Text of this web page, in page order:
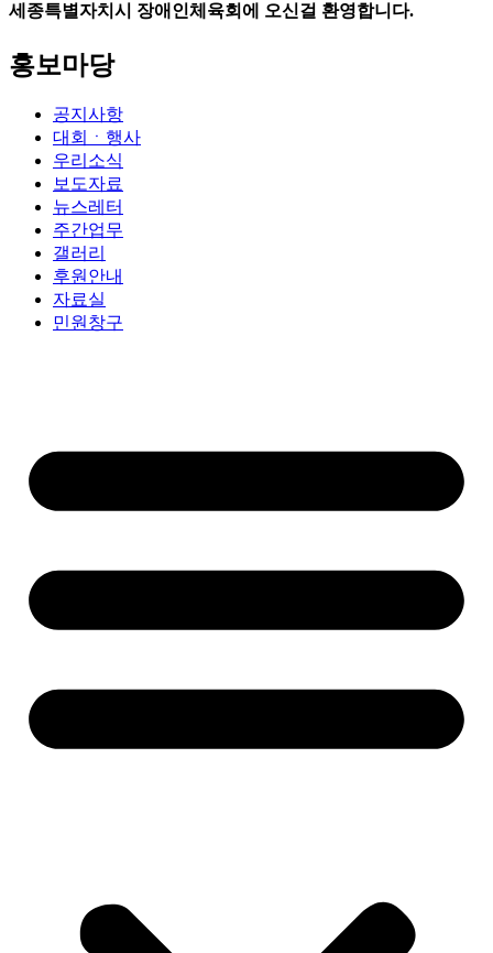
세종특별자치시 장애인체육회에 오신걸 환영합니다.
홍보마당
공지사항
대회ㆍ행사
우리소식
보도자료
뉴스레터
주간업무
갤러리
후원안내
자료실
민원창구